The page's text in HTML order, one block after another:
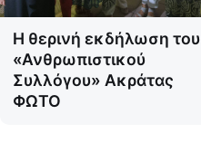
Η θερινή εκδήλωση του
«Ανθρωπιστικού
Συλλόγου» Ακράτας
ΦΩΤΟ